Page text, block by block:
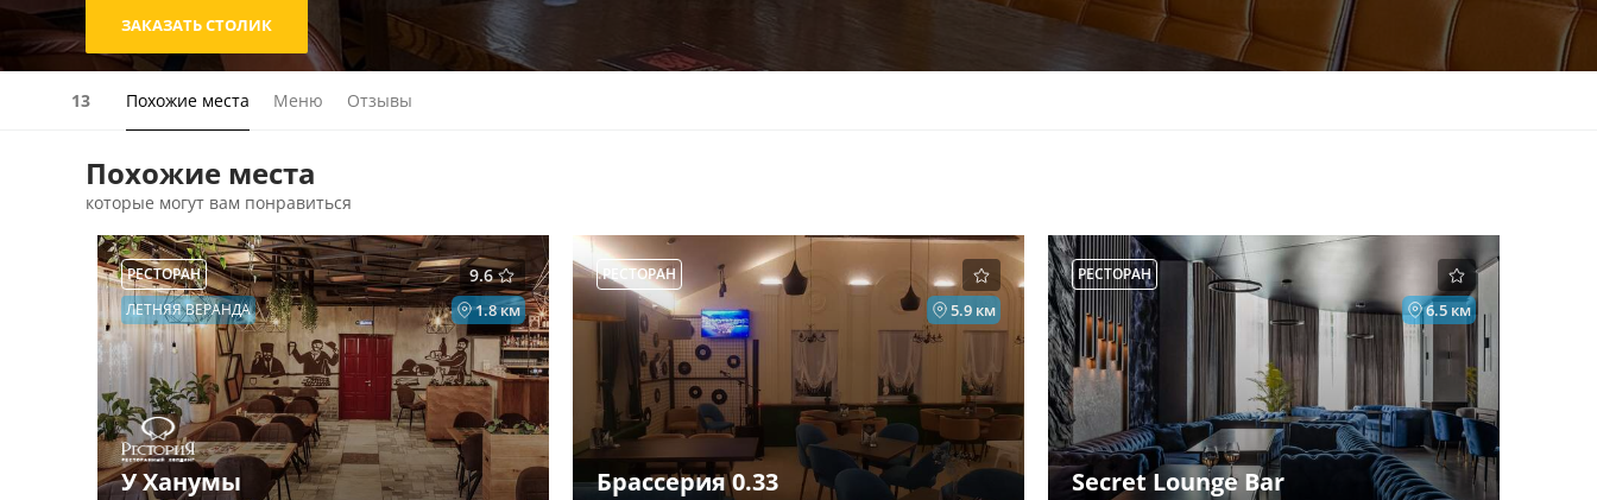
ЗАКАЗАТЬ СТОЛИК
13 Похожие места Меню Отзывы
Похожие места
которые могут вам понравиться
9.6
РЕСТОРАН
1.8 км
ЛЕТНЯЯ ВЕРАНДА
У Ханумы
РЕСТОРАН
5.9 км
Брассерия 0.33
РЕСТОРАН
6.5 км
Secret Lounge Bar